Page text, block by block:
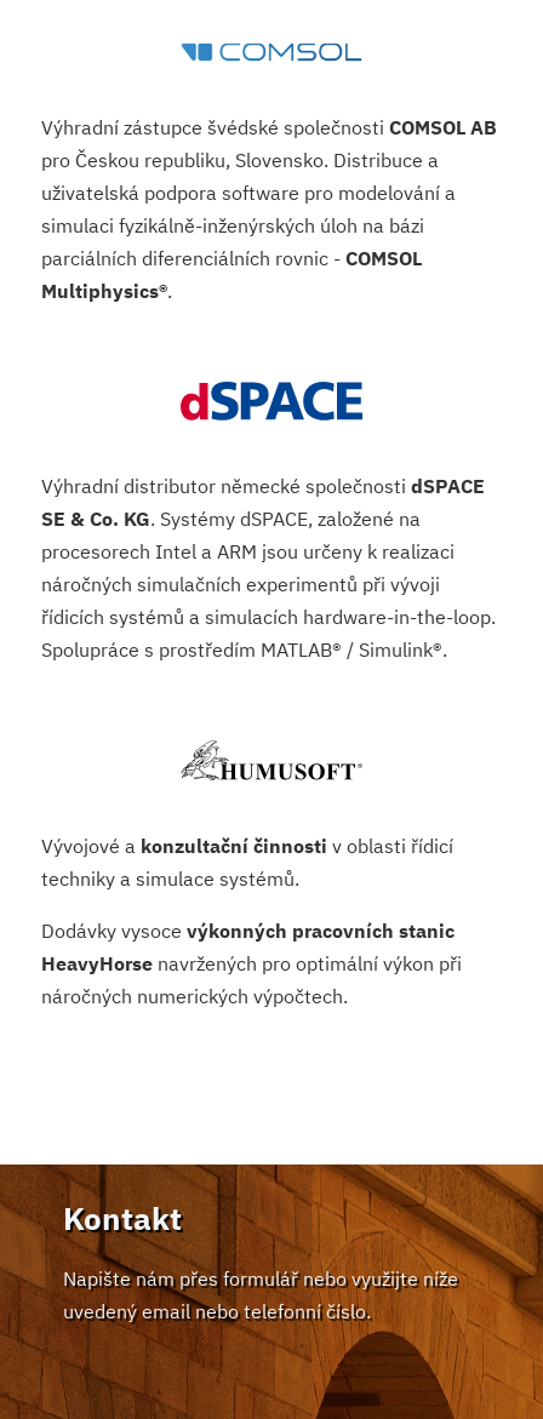
Výhradní zástupce švédské společnostiCOMSOL AB
pro Českou republiku, Slovensko. Distribuce a
uživatelská podpora software pro modelování a
simulaci fyzikálně-inženýrských úloh na bázi
parciálních diferenciálních rovnic -COMSOL
Multiphysics®.
Výhradní distributor německé společnostidSPACE
SE & Co. KG. Systémy dSPACE, založené na
procesorech Intel a ARM jsou určeny k realizaci
náročných simulačních experimentů při vývoji
řídicích systémů a simulacích hardware-in-the-loop.
Spolupráce s prostředím MATLAB® / Simulink®.
Vývojové a konzultační činnosti v oblasti řídicí
techniky a simulace systémů.
Dodávky vysocevýkonných pracovních stanic
HeavyHorse navržených pro optimální výkon při
náročných numerických výpočtech.
Kontakt
Napište nám přes formulář nebo využijte níže
uvedený email nebo telefonní číslo.